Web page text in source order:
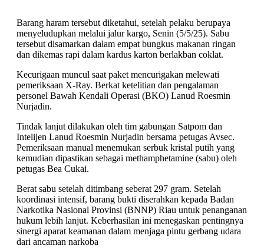
Barang haram tersebut diketahui, setelah pelaku berupaya
menyeludupkan melalui jalur kargo, Senin (5/5/25). Sabu
tersebut disamarkan dalam empat bungkus makanan ringan
dan dikemas rapi dalam kardus karton berlakban coklat.
Kecurigaan muncul saat paket mencurigakan melewati
pemeriksaan X-Ray. Berkat ketelitian dan pengalaman
personel Bawah Kendali Operasi (BKO) Lanud Roesmin
Nurjadin.
Tindak lanjut dilakukan oleh tim gabungan Satpom dan
Intelijen Lanud Roesmin Nurjadin bersama petugas Avsec.
Pemeriksaan manual menemukan serbuk kristal putih yang
kemudian dipastikan sebagai methamphetamine (sabu) oleh
petugas Bea Cukai.
Berat sabu setelah ditimbang seberat 297 gram. Setelah
koordinasi intensif, barang bukti diserahkan kepada Badan
Narkotika Nasional Provinsi (BNNP) Riau untuk penanganan
hukum lebih lanjut. Keberhasilan ini menegaskan pentingnya
sinergi aparat keamanan dalam menjaga pintu gerbang udara
dari ancaman narkoba